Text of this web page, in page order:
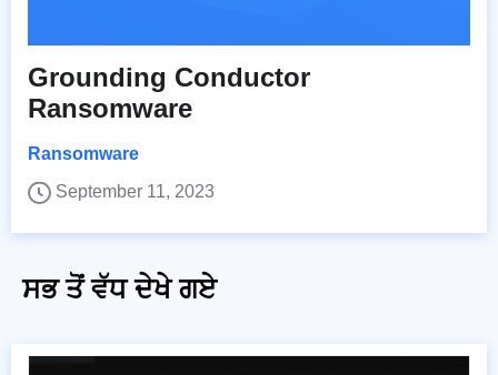
Grounding Conductor
Ransomware
Ransomware
September 11, 2023
ਸਭ ਤੋਂ ਵੱਧ ਦੇਖੇ ਗਏ